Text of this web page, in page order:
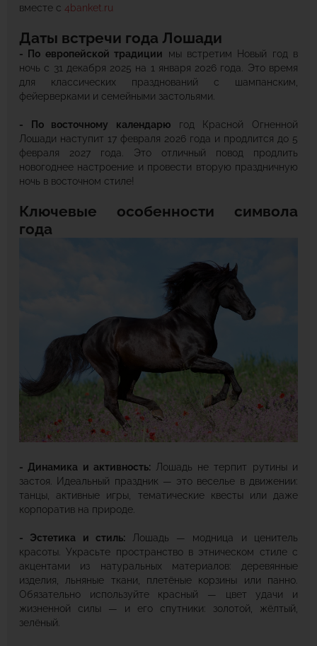
вместе с 4banket.ru
Даты встречи года Лошади
- По европейской традиции мы встретим Новый год в
ночь с 31 декабря 2025 на 1 января 2026 года. Это время
для классических празднований с шампанским,
фейерверками и семейными застольями.
- По восточному календарю
год Красной Огненной
Лошади наступит 17 февраля 2026 года и продлится до 5
февраля 2027 года. Это отличный повод продлить
новогоднее настроение и провести вторую праздничную
ночь в восточном стиле!
Ключевые особенности символа
года
- Динамика и активность:
Лошадь не терпит рутины и
застоя. Идеальный праздник — это веселье в движении:
танцы, активные игры, тематические квесты или даже
корпоратив на природе.
- Эстетика и стиль:
Лошадь — модница и ценитель
красоты. Украсьте пространство в этническом стиле с
акцентами из натуральных материалов: деревянные
изделия, льняные ткани, плетёные корзины или панно.
Обязательно используйте красный — цвет удачи и
жизненной силы — и его спутники: золотой, жёлтый,
зелёный.